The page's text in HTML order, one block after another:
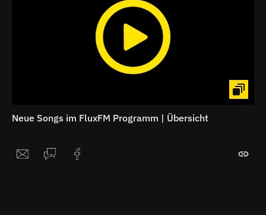
Neue Songs im FluxFM Programm | Übersicht